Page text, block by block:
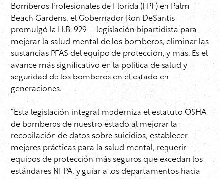
Bomberos Profesionales de Florida (FPF) en Palm
Beach Gardens, el Gobernador Ron DeSantis
promulgó la H.B. 929 – legislación bipartidista para
mejorar la salud mental de los bomberos, eliminar las
sustancias PFAS del equipo de protección, y más. Es el
avance más significativo en la política de salud y
seguridad de los bomberos en el estado en
generaciones.
“Esta legislación integral moderniza el estatuto OSHA
de bomberos de nuestro estado al mejorar la
recopilación de datos sobre suicidios, establecer
mejores prácticas para la salud mental, requerir
equipos de protección más seguros que excedan los
estándares NFPA, y guiar a los departamentos hacia